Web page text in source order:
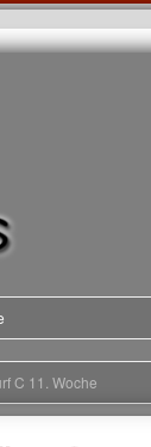
C 11. Woche